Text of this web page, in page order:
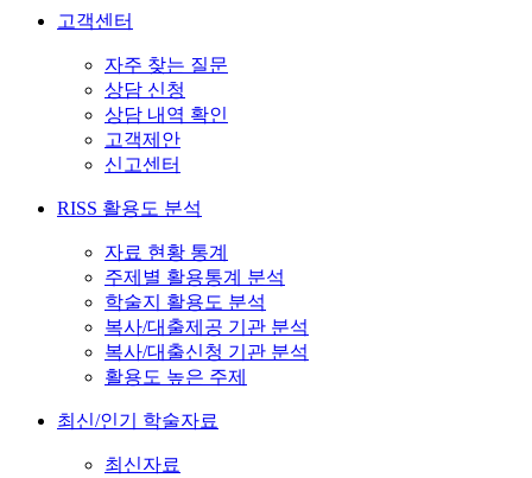
고객센터
자주 찾는 질문
상담 신청
상담 내역 확인
고객제안
신고센터
RISS 활용도 분석
자료 현황 통계
주제별 활용통계 분석
학술지 활용도 분석
복사/대출제공 기관 분석
복사/대출신청 기관 분석
활용도 높은 주제
최신/인기 학술자료
최신자료